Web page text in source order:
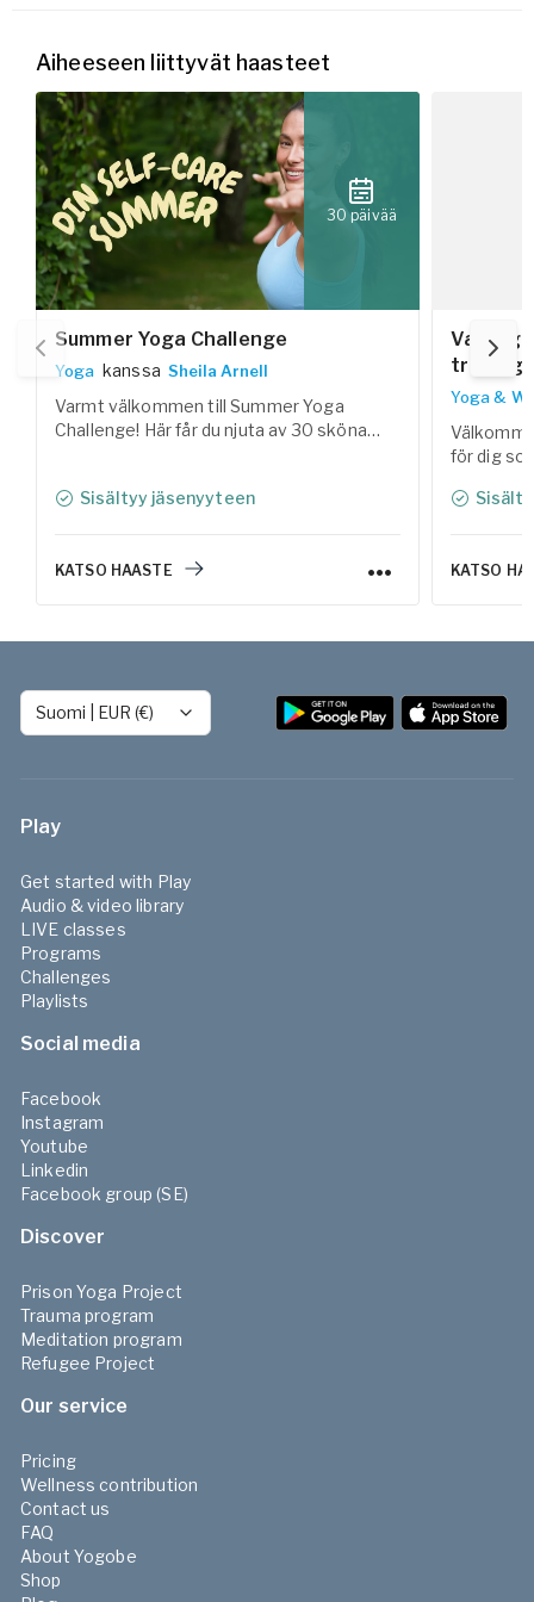
Aiheeseen liittyvät haasteet
30 päivää
Summer Yoga Challenge
Yoga kanssa Sheila Arnell
Varmt välkommen till Summer Yoga
Challenge! Här får du njuta av 30 sköna
utrymme för både rörelse och vila under
Sisältyy jäsenyyteen
KATSO HAASTE
träning
Yoga &
för dig
KATSO
Suomi EUR (€)
Play
Get started with Play
Audio & video library
LIVE classes
Programs
Challenges
Playlists
Social media
Facebook
Instagram
Youtube
Linkedin
Facebook group (SE)
Discover
Prison Yoga Project
Trauma program
Meditation program
Refugee Project
Our service
Pricing
Wellness contribution
Contact us
FAQ
About Yogobe
Shop